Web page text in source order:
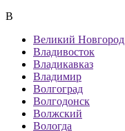
В
Великий Новгород
Владивосток
Владикавказ
Владимир
Волгоград
Волгодонск
Волжский
Вологда